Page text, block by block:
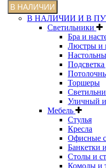
В НАЛИЧИИ
В НАЛИЧИИ И В
Светильники
Бра и
Люстры и
Торшеры
Уличный
Мебель
Стулья
Кресла
Офисные
Банкетки
Столы и
Комоды и